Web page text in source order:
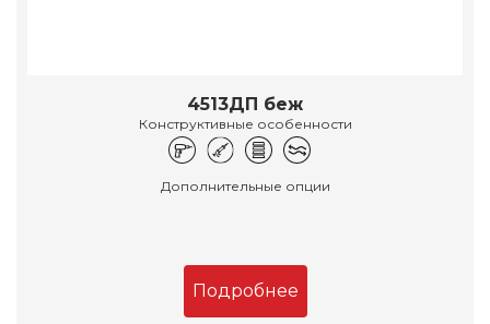
4513ДП беж
Конструктивные особенности
Дополнительные опции
Подробнее